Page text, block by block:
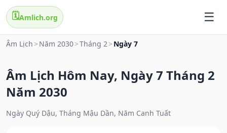
🗓️Amlich.org
Âm Lịch > Năm 2030>Tháng 2> Ngày 7
Âm Lịch Hôm Nay, Ngày 7 Tháng 2
Năm 2030
Ngày Quý Dậu, Tháng Mậu Dần, Năm Canh Tuất